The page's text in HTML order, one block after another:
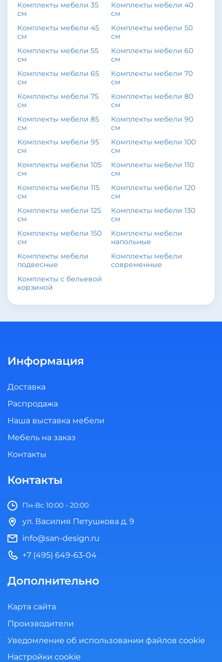
Комплекты мебели 35
см
Комплекты мебели 40
см
Комплекты мебели 45
см
Комплекты мебели 50
см
Комплекты мебели 55
см
Комплекты мебели 60
см
Комплекты мебели 65
см
Комплекты мебели 70
см
Комплекты мебели 75
см
Комплекты мебели 80
см
Комплекты мебели 85
см
Комплекты мебели 90
см
Комплекты мебели 95
см
Комплекты мебели 100
см
Комплекты мебели 105
см
Комплекты мебели 110
см
Комплекты мебели 115
см
Комплекты мебели 120
см
Комплекты мебели 125
см
Комплекты мебели 130
см
Комплекты мебели 150
см
Комплекты мебели
напольные
Комплекты мебели
подвесные
Комплекты мебели
современные
Комплекты с бельевой
корзиной
Информация
Доставка
Распродажа
Наша выставка мебели
Мебель на заказ
Контакты
Контакты
Пн-Вс 10:00 - 20:00
ул. Василия Петушкова д. 9
info@san-design.ru
+7 (495) 649-63-04
Дополнительно
Карта сайта
Производители
Уведомление об использовании файлов cookie
Настройки cookie